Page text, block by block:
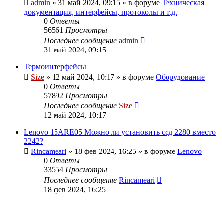
admin » 31 май 2024, 09:15 » в форуме Техническая
документация, интерфейсы, протоколы и т.д.
0 Ответы
56561 Просмотры
Последнее сообщение admin
31 май 2024, 09:15
Термоинтерфейсы
Size » 12 май 2024, 10:17 » в форуме Оборудование
0 Ответы
57892 Просмотры
Последнее сообщение Size
12 май 2024, 10:17
Lenovo 15ARE05 Можно ли установить ссд 2280 вместо
2242?
Rincameari » 18 фев 2024, 16:25 » в форуме Lenovo
0 Ответы
33554 Просмотры
Последнее сообщение Rincameari
18 фев 2024, 16:25